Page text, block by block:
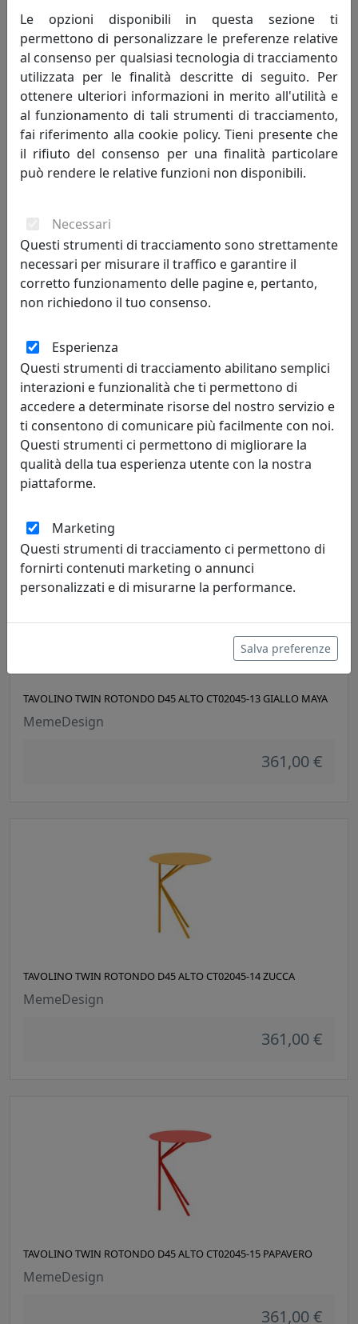
TAVOLINO TWIN ROTONDO D45 ALTO CT02045-10 PETROLIO
MemeDesign
TAVOLINO TWIN ROTONDO D45 ALTO CT02045-12 NERO
MemeDesign
TAVOLINO TWIN ROTONDO D45 ALTO CT02045-13 GIALLO MAYA
MemeDesign
361,00 €
TAVOLINO TWIN ROTONDO D45 ALTO CT02045-14 ZUCCA
MemeDesign
361,00 €
TAVOLINO TWIN ROTONDO D45 ALTO CT02045-15 PAPAVERO
MemeDesign
361,00 €
Le opzioni disponibili in questa sezione ti
permettono di personalizzare le preferenze relative
al consenso per qualsiasi tecnologia di tracciamento
utilizzata per le finalità descritte di seguito. Per
ottenere ulteriori informazioni in merito all'utilità e
al funzionamento di tali strumenti di tracciamento,
fai riferimento alla cookie policy. Tieni presente che
il rifiuto del consenso per una finalità particolare
può rendere le relative funzioni non disponibili.
Necessari
Questi strumenti di tracciamento sono strettamente
necessari per misurare il traffico e garantire il
corretto funzionamento delle pagine e, pertanto,
non richiedono il tuo consenso.
Esperienza
Questi strumenti di tracciamento abilitano semplici
interazioni e funzionalità che ti permettono di
accedere a determinate risorse del nostro servizio e
ti consentono di comunicare più facilmente con noi.
Questi strumenti ci permettono di migliorare la
qualità della tua esperienza utente con la nostra
piattaforme.
Marketing
Questi strumenti di tracciamento ci permettono di
fornirti contenuti marketing o annunci
personalizzati e di misurarne la performance.
Salva preferenze